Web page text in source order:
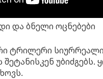
და ბნელი ოცნებები
ტრილერი
შეტანისკენ